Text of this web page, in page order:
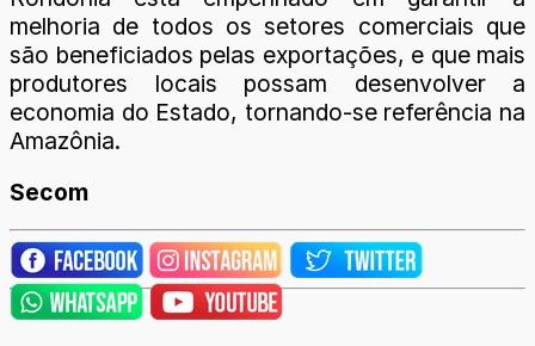
melhoria de todos os setores comerciais que
são beneficiados pelas exportações, e que mais
produtores locais possam desenvolver a
economia do Estado, tornando-se referência na
Amazônia.
Secom